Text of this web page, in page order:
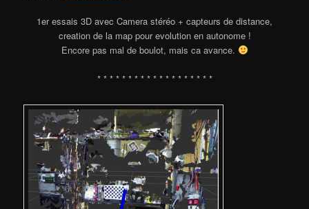
1er essais 3D avec Camera stéréo + capteurs de distance,
creation de la map pour evolution en autonome !
Encore pas mal de boulot, mais ca avance.
* * * * * * * * * * * * * * * * * * *